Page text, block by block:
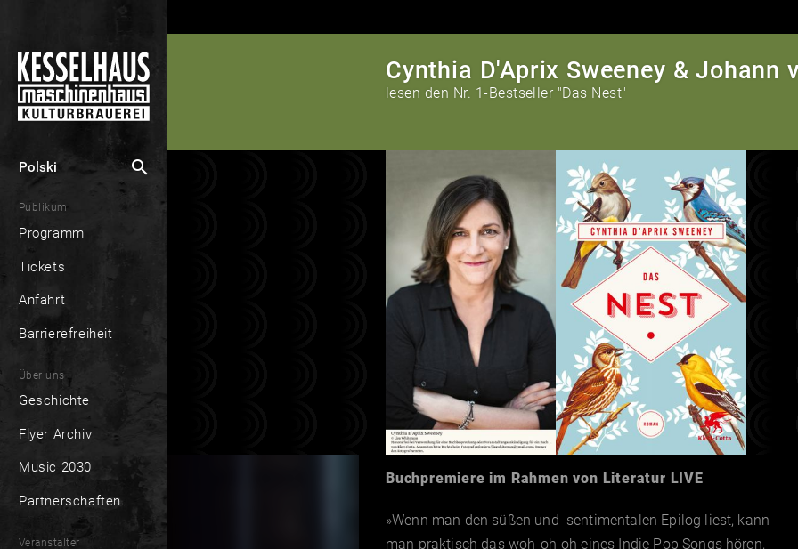
Polski search
Publikum
Programm
Tickets
Anfahrt
Barrierefreiheit
Über uns
Geschichte
Flyer Archiv
Music 2030
Partnerschaften
Veranstalter
Cynthia D'Aprix Sweeney & Johann
lesen den Nr. 1-Bestseller "Das Nest"
Buchpremiere im Rahmen von Literatur LIVE
»Wenn man den süßen und sentimentalen Epilog liest, kann
man praktisch das woh-oh-oh eines Indie Pop Songs hören,